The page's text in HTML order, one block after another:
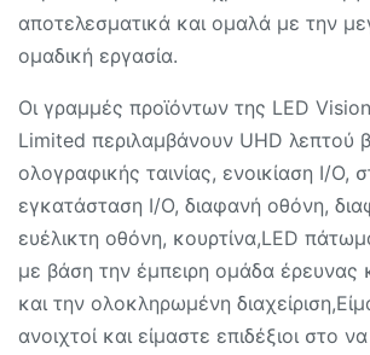
αποτελεσματικά και ομαλά με την
ομαδική εργασία.
Οι γραμμές προϊόντων της LED
Limited περιλαμβάνουν UHD λεπτού
ολογραφικής ταινίας, ενοικίαση I/O,
εγκατάσταση I/O, διαφανή οθόνη,
ευέλικτη οθόνη, κουρτίνα,LED
με βάση την έμπειρη ομάδα έρευνας
και την ολοκληρωμένη
ανοιχτοί και είμαστε επιδέξιοι στο